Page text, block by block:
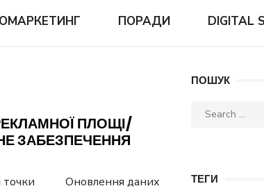
ПОРАДИ DIGITAL
ПЛОЩІ/
ЗАБЕЗПЕЧЕННЯ
точки Оновлення даних
ПОШУК
Search
ТЕГИ